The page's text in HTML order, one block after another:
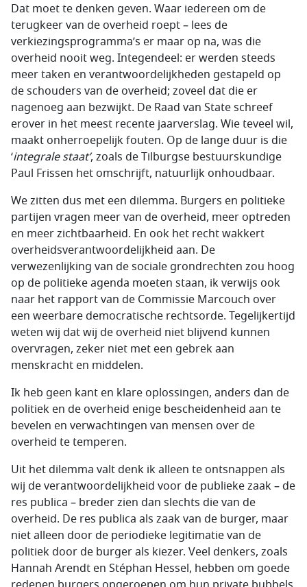
Dat moet te denken geven. Waar iedereen om de
terugkeer van de overheid roept – lees de
verkiezingsprogramma’s er maar op na, was die
overheid nooit weg. Integendeel: er werden steeds
meer taken en verantwoordelijkheden gestapeld op
de schouders van de overheid; zoveel dat die er
nagenoeg aan bezwijkt. De Raad van State schreef
erover in het meest recente jaarverslag. Wie teveel wil,
maakt onherroepelijk fouten. Op de lange duur is die
‘integrale staat’, zoals de Tilburgse bestuurskundige
Paul Frissen het omschrijft, natuurlijk onhoudbaar.
We zitten dus met een dilemma. Burgers en politieke
partijen vragen meer van de overheid, meer optreden
en meer zichtbaarheid. En ook het recht wakkert
overheidsverantwoordelijkheid aan. De
verwezenlijking van de sociale grondrechten zou hoog
op de politieke agenda moeten staan, ik verwijs ook
naar het rapport van de Commissie Marcouch over
een weerbare democratische rechtsorde. Tegelijkertijd
weten wij dat wij de overheid niet blijvend kunnen
overvragen, zeker niet met een gebrek aan
menskracht en middelen.
Ik heb geen kant en klare oplossingen, anders dan de
politiek en de overheid enige bescheidenheid aan te
bevelen en verwachtingen van mensen over de
overheid te temperen.
Uit het dilemma valt denk ik alleen te ontsnappen als
wij de verantwoordelijkheid voor de publieke zaak – de
res publica – breder zien dan slechts die van de
overheid. De res publica als zaak van de burger, maar
niet alleen door de periodieke legitimatie van de
politiek door de burger als kiezer. Veel denkers, zoals
Hannah Arendt en Stéphan Hessel, hebben om goede